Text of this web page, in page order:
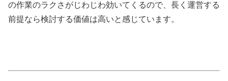
の作業のラクさがじわじわ効いてくるので、長く運営する
前提なら検討する価値は高いと感じています。